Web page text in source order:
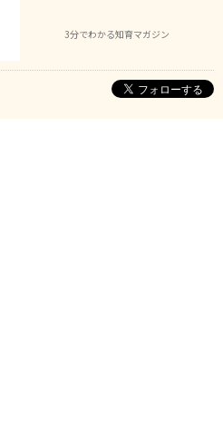
3分でわかる知育マガジン